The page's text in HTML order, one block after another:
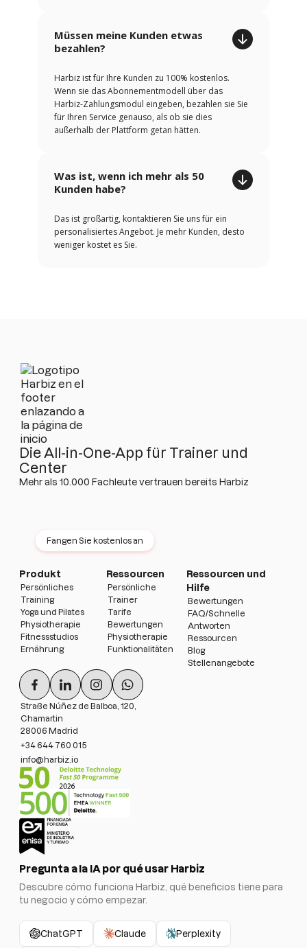
Müssen meine Kunden etwas
bezahlen?
Harbiz ist für Ihre Kunden zu 100% kostenlos.
Wenn sie das Abonnementmodell über das
Harbiz-Zahlungsmodul eingeben, bezahlen sie Sie
für Ihren Service genauso, als ob sie dies
außerhalb der Plattform getan hätten.
Was ist, wenn ich mehr als 50
Kunden habe?
Das ist großartig, kontaktieren Sie uns für ein
personalisiertes Angebot. Je mehr Kunden, desto
weniger kostet es Sie.
Die All-in-One-App für Trainer und
Center
Mehr als 10.000 Fachleute vertrauen bereits Harbiz
Fangen Sie kostenlos an
Produkt
Persönliches
Training
Yoga und Pilates
Physiotherapie
Fitnessstudios
Ernährung
Ressourcen
Persönliche
Trainer
Tarife
Bewertungen
Physiotherapie
Funktionalitäten
Ressourcen und
Hilfe
Bewertungen
FAQ/Schnelle
Antworten
Ressourcen
Blog
Stellenangebote
Straße Núñez de Balboa, 120,
Chamartin
28006 Madrid
+34 644 760 015
info@harbiz.io
Pregunta a la IA por qué usar Harbiz
Descubre cómo funciona Harbiz, qué beneficios tiene para
tu negocio y cómo empezar.
ChatGPT Claude Perplexity